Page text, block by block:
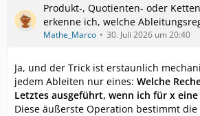
Produkt-, Quotienten- oder
erkenne ich, welche
Mathe_Marco 30. Juli 2026 um 20:40
Ja, und der Trick ist erstaunlich
jedem Ableiten nur eines: Welche
Letztes ausgeführt, wenn ich für x eine
Diese äußerste Operation bestimmt die